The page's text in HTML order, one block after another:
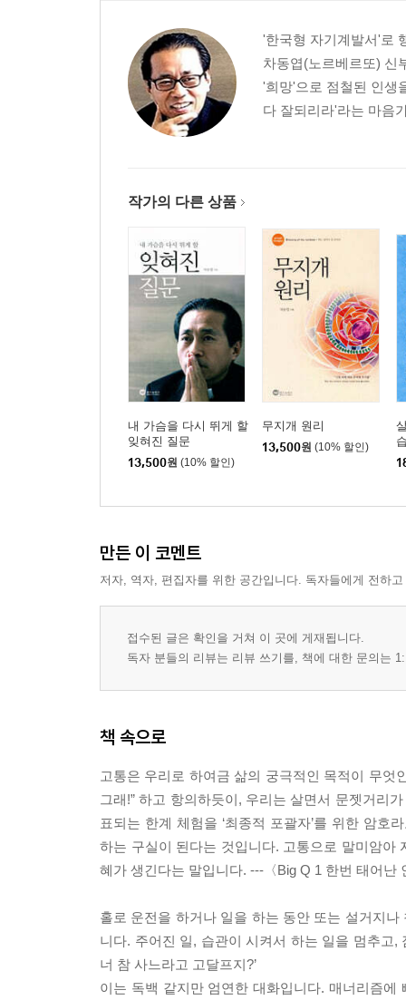
BigQ 14 천국과 지옥이 우리 인생에 무슨 의미가
BigQ 15 지구의 종말이 오긴 오는 걸까?
15-1 RealQ 모든 것을 포기하고 싶은 좌절의 순간
15-2 RealQ 꿈을 향해 달려가지만, 꿈은 자꾸 도
'한국형 자기계발서'로
차동엽(노르베르또) 신
'희망'으로 점철된 인생
다 잘되리라'라는 마음
작가의 다른 상품
내 가슴을 다시 뛰게 할
잊혀진 질문
13,500원 (10% 할인)
무지개 원리
13,500원 (10% 할인)
만든 이 코멘트
저자, 역자, 편집자를 위한 공간입니다. 독자들에게 전하
접수된 글은 확인을 거쳐 이 곳에 게재됩니다.
독자 분들의 리뷰는 리뷰 쓰기를, 책에 대한 문의는
책 속으로
고통은 우리로 하여금 삶의 궁극적인 목적이 무엇
그래!” 하고 항의하듯이, 우리는 살면서 문젯거리
표되는 한계 체험을 ‘최종적 포괄자’를 위한 암호
하는 구실이 된다는 것입니다. 고통으로 말미암아
혜가 생긴다는 말입니다. ---〈Big Q 1 한번 태어
홀로 운전을 하거나 일을 하는 동안 또는 설거지
니다. 주어진 일, 습관이 시켜서 하는 일을 멈추고
너 참 사느라고 고달프지?’
이는 독백 같지만 엄연한 대화입니다. 매너리즘에